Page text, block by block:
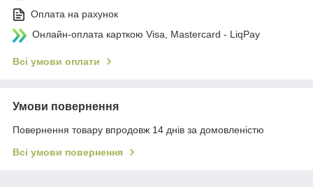
Оплата на рахунок
Онлайн-оплата карткою Visa, Mastercard - LiqPay
Всі умови оплати
Умови повернення
Повернення товару впродовж 14 днів за домовленістю
Всі умови повернення